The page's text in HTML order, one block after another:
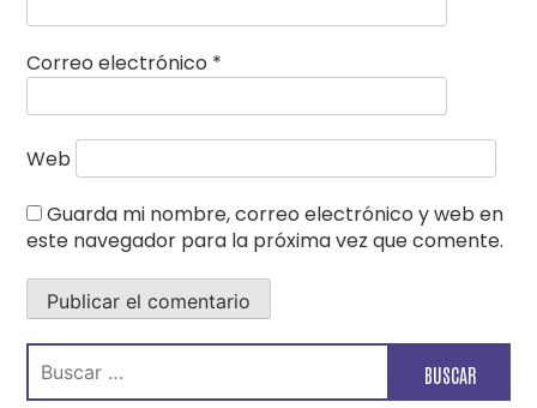
Correo electrónico *
Web
Guarda mi nombre, correo electrónico y web en
este navegador para la próxima vez que comente.
Buscar: